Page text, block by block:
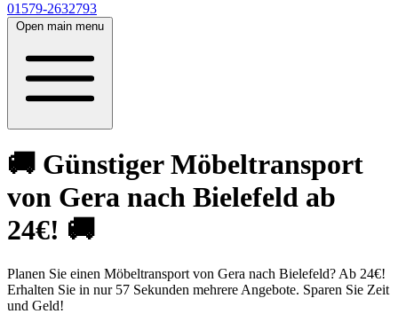
01579-2632793
Open main menu
🚚 Günstiger Möbeltransport
von Gera nach Bielefeld ab
24€! 🚚
Planen Sie einen Möbeltransport von Gera nach Bielefeld? Ab 24€!
Erhalten Sie in nur 57 Sekunden mehrere Angebote. Sparen Sie Zeit
und Geld!